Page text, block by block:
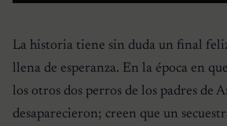
La historia tiene sin duda un final
llena de esperanza. En la época en
los otros dos perros de los padres de
desaparecieron; creen que un